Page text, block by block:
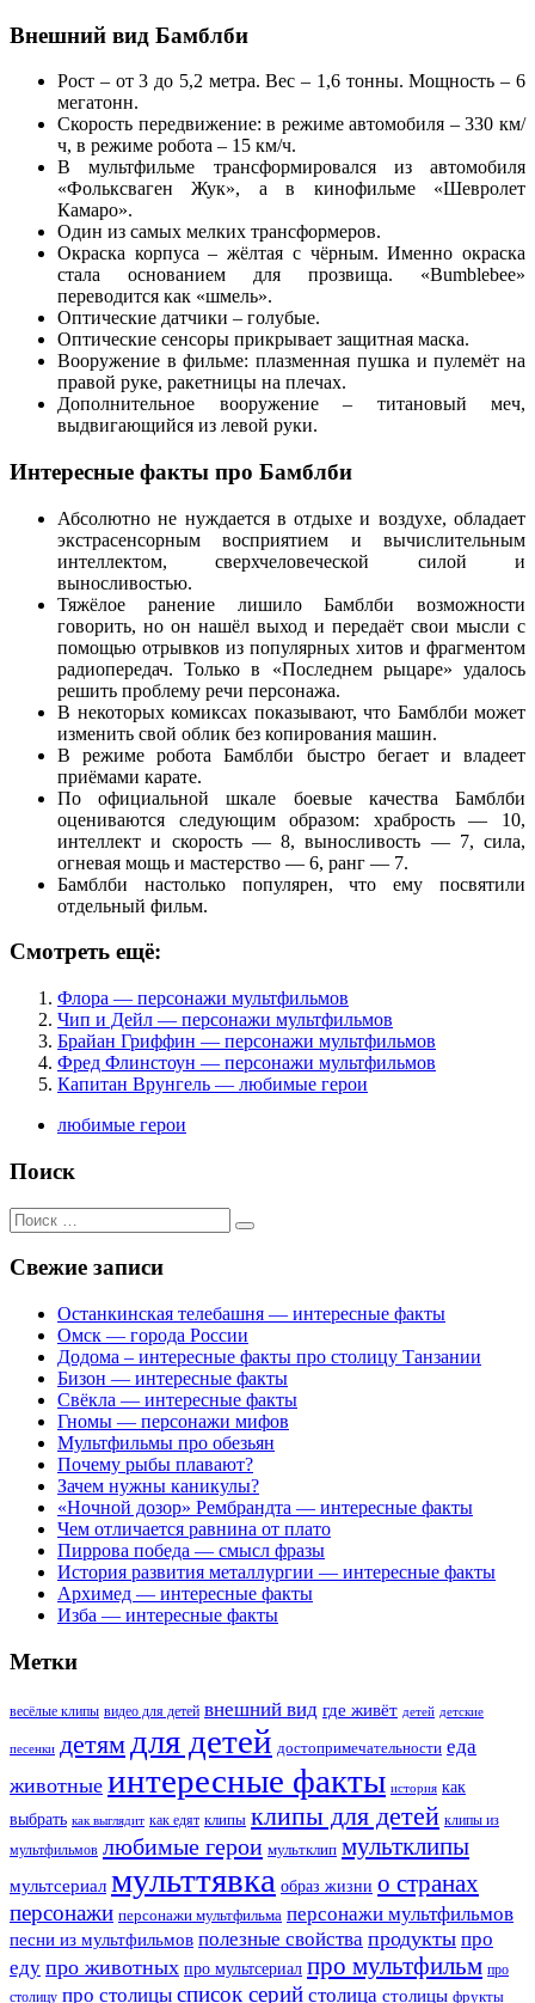
Внешний вид Бамблби
Рост – от 3 до 5,2 метра. Вес – 1,6 тонны. Мощность – 6
мегатонн.
Скорость передвижение: в режиме автомобиля – 330 км/
ч, в режиме робота – 15 км/ч.
В мультфильме трансформировался из автомобиля
«Фольксваген Жук», а в кинофильме «Шевролет
Камаро».
Один из самых мелких трансформеров.
Окраска корпуса – жёлтая с чёрным. Именно окраска
стала основанием для прозвища. «Bumblebee»
переводится как «шмель».
Оптические датчики – голубые.
Оптические сенсоры прикрывает защитная маска.
Вооружение в фильме: плазменная пушка и пулемёт на
правой руке, ракетницы на плечах.
Дополнительное вооружение – титановый меч,
выдвигающийся из левой руки.
Интересные факты про Бамблби
Абсолютно не нуждается в отдыхе и воздухе, обладает
экстрасенсорным восприятием и вычислительным
интеллектом, сверхчеловеческой силой и
выносливостью.
Тяжёлое ранение лишило Бамблби возможности
говорить, но он нашёл выход и передаёт свои мысли с
помощью отрывков из популярных хитов и фрагментом
радиопередач. Только в «Последнем рыцаре» удалось
решить проблему речи персонажа.
В некоторых комиксах показывают, что Бамблби может
изменить свой облик без копирования машин.
В режиме робота Бамблби быстро бегает и владеет
приёмами карате.
По официальной шкале боевые качества Бамблби
оцениваются следующим образом: храбрость — 10,
интеллект и скорость — 8, выносливость — 7, сила,
огневая мощь и мастерство — 6, ранг — 7.
Бамблби настолько популярен, что ему посвятили
отдельный фильм.
Смотреть ещё:
Флора — персонажи мультфильмов
Чип и Дейл — персонажи мультфильмов
Брайан Гриффин — персонажи мультфильмов
Фред Флинстоун — персонажи мультфильмов
Капитан Врунгель — любимые герои
любимые герои
Поиск
Поиск
для:
Свежие записи
Останкинская телебашня — интересные факты
Омск — города России
Додома – интересные факты про столицу Танзании
Бизон — интересные факты
Свёкла — интересные факты
Гномы — персонажи мифов
Мультфильмы про обезьян
Почему рыбы плавают?
Зачем нужны каникулы?
«Ночной дозор» Рембрандта — интересные факты
Чем отличается равнина от плато
Пиррова победа — смысл фразы
История развития металлургии — интересные факты
Архимед — интересные факты
Изба — интересные факты
Метки
весёлые клипы видео для детей внешний вид где живёт детей детские
песенки детям для детей достопримечательности еда
животные интересные факты история как
выбрать как выглядит как едят клипы клипы для детей клипы из
мультфильмов любимые герои мультклип мультклипы
мультсериал мульттявка образ жизни о странах
персонажи персонажи мультфильма персонажи мультфильмов
песни из мультфильмов полезные свойства продукты про
еду про животных про мультсериал про мультфильм про
столицу про столицы список серий столица столицы фрукты